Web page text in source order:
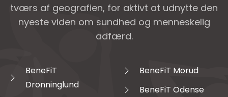
tværs af geografien, for aktivt at udnytte den
nyeste viden om sundhed og menneskelig
adfærd.
BeneFiT
Dronninglund
BeneFiT Morud
BeneFiT Odense